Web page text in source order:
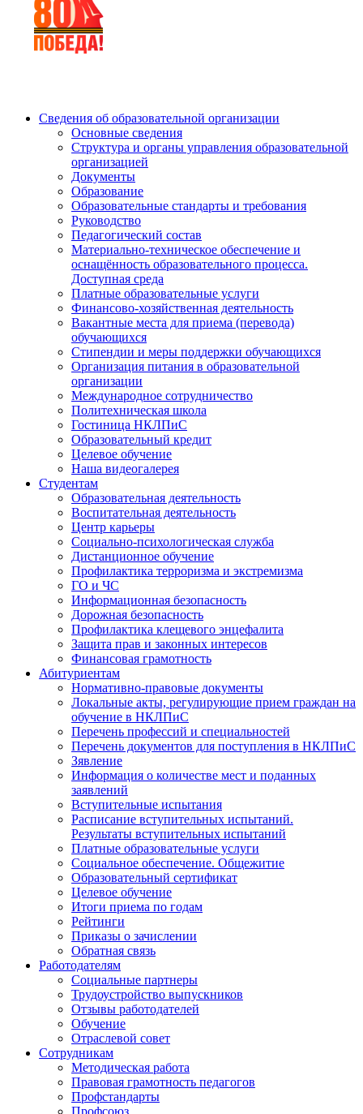
Сведения об образовательной организации
Основные сведения
Структура и органы управления образовательной
организацией
Документы
Образование
Образовательные стандарты и требования
Руководство
Педагогический состав
Материально-техническое обеспечение и
оснащённость образовательного процесса.
Доступная среда
Платные образовательные услуги
Финансово-хозяйственная деятельность
Вакантные места для приема (перевода)
обучающихся
Стипендии и меры поддержки обучающихся
Организация питания в образовательной
организации
Международное сотрудничество
Политехническая школа
Гостиница НКЛПиС
Образовательный кредит
Целевое обучение
Наша видеогалерея
Студентам
Образовательная деятельность
Воспитательная деятельность
Центр карьеры
Социально-психологическая служба
Дистанционное обучение
Профилактика терроризма и экстремизма
ГО и ЧС
Информационная безопасность
Дорожная безопасность
Профилактика клещевого энцефалита
Защита прав и законных интересов
Финансовая грамотность
Абитуриентам
Нормативно-правовые документы
Локальные акты, регулирующие прием граждан на
обучение в НКЛПиС
Перечень профессий и специальностей
Перечень документов для поступления в НКЛПиС
Зявление
Информация о количестве мест и поданных
заявлений
Вступительные испытания
Расписание вступительных испытаний.
Результаты вступительных испытаний
Платные образовательные услуги
Социальное обеспечение. Общежитие
Образовательный сертификат
Целевое обучение
Итоги приема по годам
Рейтинги
Приказы о зачислении
Обратная связь
Работодателям
Социальные партнеры
Трудоустройство выпускников
Отзывы работодателей
Обучение
Отраслевой совет
Сотрудникам
Методическая работа
Правовая грамотность педагогов
Профстандарты
Профсоюз